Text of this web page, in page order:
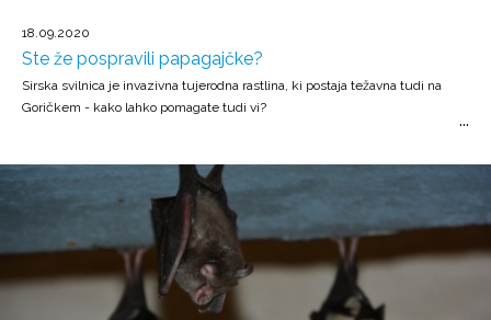
18.09.2020
Ste že pospravili papagajčke?
Sirska svilnica je invazivna tujerodna rastlina, ki postaja težavna tudi na
Goričkem - kako lahko pomagate tudi vi?